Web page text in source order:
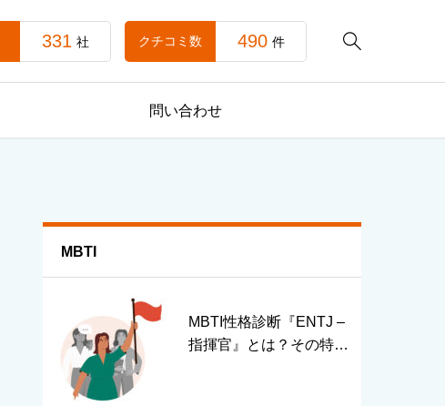

331 社 クチコミ数 490 件
問い合わせ
MBTI
MBTI性格診断『ENTJ –
指揮官』とは？その特徴